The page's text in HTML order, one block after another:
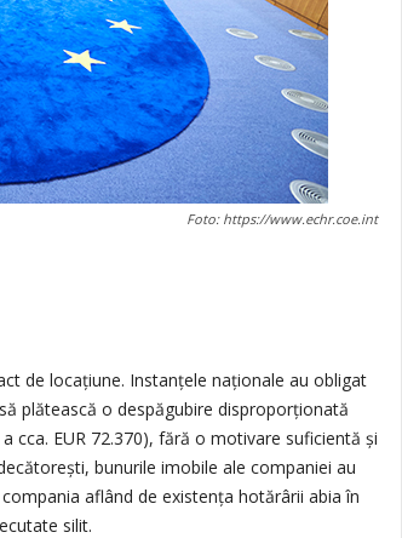
Foto: https://www.echr.coe.int
de locațiune. Instanțele naționale au obligat
plătească o despăgubire disproporționată
cca. EUR 72.370), fără o motivare suficientă și
bunurile imobile ale companiei au
aflând de existența hotărârii abia în
silit.